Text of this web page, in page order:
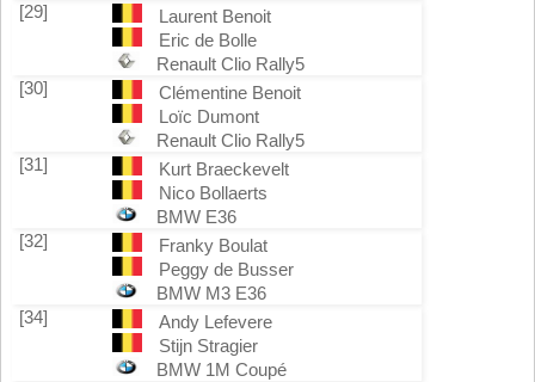
[29]
Laurent Benoit
Eric de Bolle
Renault Clio Rally5
[30]
Clémentine Benoit
Loïc Dumont
Renault Clio Rally5
[31]
Kurt Braeckevelt
Nico Bollaerts
BMW E36
[32]
Franky Boulat
Peggy de Busser
BMW M3 E36
[34]
Andy Lefevere
Stijn Stragier
BMW 1M Coupé